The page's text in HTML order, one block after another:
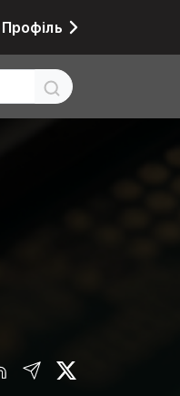
Профіль